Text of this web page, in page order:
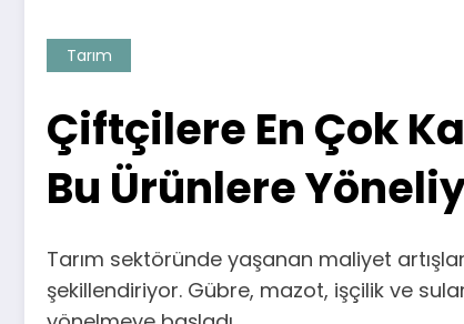
Tarım
Çiftçilere En Çok
Bu Ürünlere
Tarım sektöründe yaşanan maliyet
şekillendiriyor. Gübre, mazot, işçilik ve